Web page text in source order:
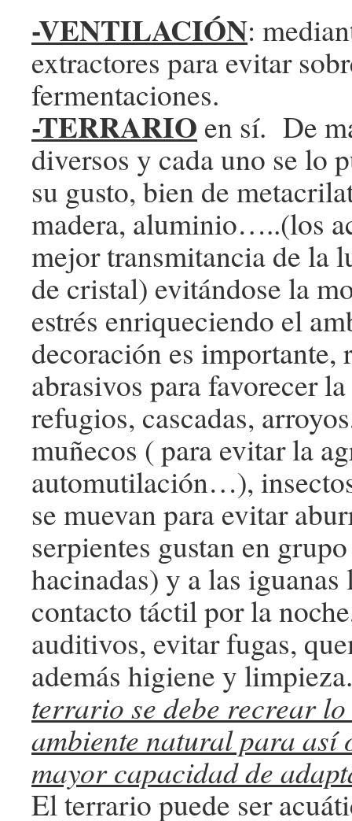
-VENTILACIÓN:
extractores para evitar
fermentaciones.
-TERRARIO en sí. De
diversos y cada uno se lo
su gusto, bien de
madera, aluminio…..(los
mejor transmitancia de la
de cristal) evitándose la
estrés enriqueciendo el
decoración es importante,
abrasivos para favorecer
refugios, cascadas,
muñecos ( para evitar la
automutilación…),
se muevan para evitar
serpientes gustan en
hacinadas) y a las iguanas
contacto táctil por la
auditivos, evitar fugas,
además higiene y
terrario se debe recrear
ambiente natural para así
mayor capacidad de
El terrario puede ser